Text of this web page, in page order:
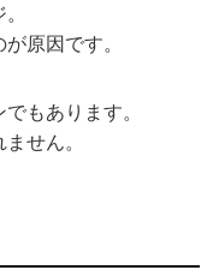
原因です。
もあります。
せん。